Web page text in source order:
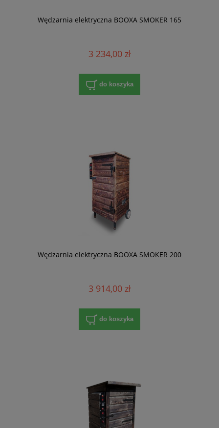
Wędzarnia elektryczna BOOXA SMOKER 165
3 234,00 zł
do koszyka
Wędzarnia elektryczna BOOXA SMOKER 200
3 914,00 zł
do koszyka